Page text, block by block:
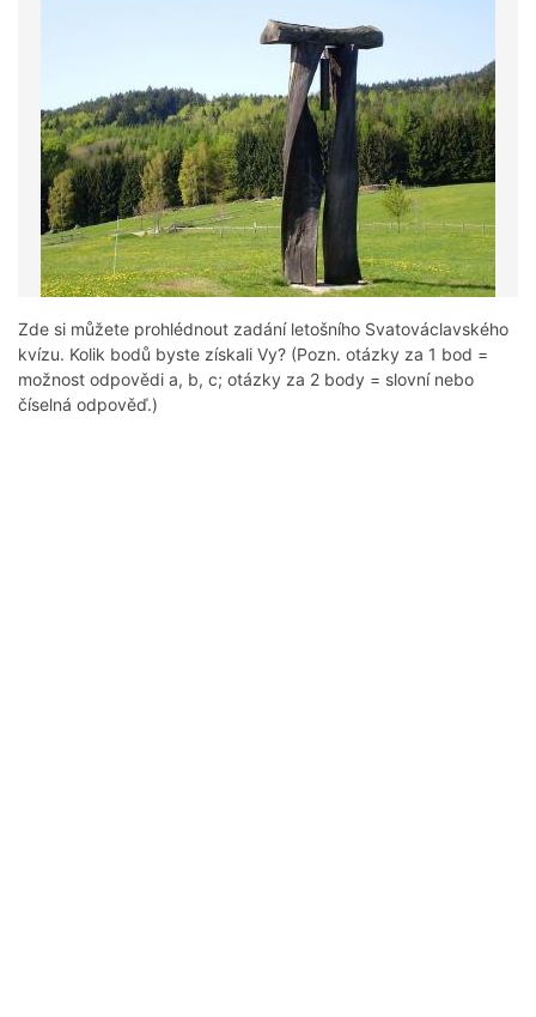
Zde si můžete prohlédnout zadání letošního Svatováclavského
kvízu. Kolik bodů byste získali Vy? (Pozn. otázky za 1 bod =
možnost odpovědi a, b, c; otázky za 2 body = slovní nebo
číselná odpověď.)